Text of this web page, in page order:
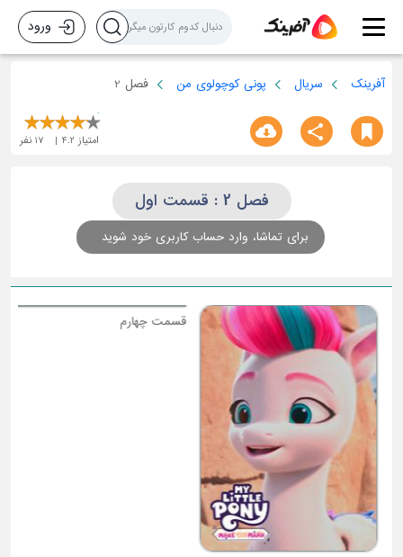
ورود
آفرینک سریال پونی کوچولوی من فصل 2
امتیاز 4.2
17 نفر
فصل 2 : قسمت اول
برای تماشا، وارد حساب کاربری خود شوید